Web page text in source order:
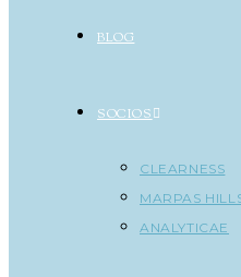
BLOG
SOCIOS
CLEARNESS
MARPAS
ANALYTICAE